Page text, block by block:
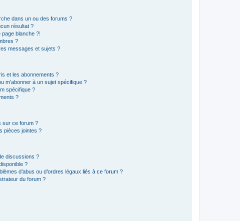
dans un ou des forums ?
résultat ?
blanche ?!
?
messages et sujets ?
et les abonnements ?
m’abonner à un sujet spécifique ?
spécifique ?
?
sur ce forum ?
pièces jointes ?
discussions ?
?
d’abus ou d’ordres légaux liés à ce forum ?
du forum ?